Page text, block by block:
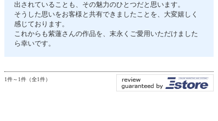
出されていることも、その魅力のひとつだと思います。
そうした思いをお客様と共有できましたことを、大変嬉しく
感じております。
これからも紫蓮さんの作品を、末永くご愛用いただけました
ら幸いです。
1件～1件（全1件）